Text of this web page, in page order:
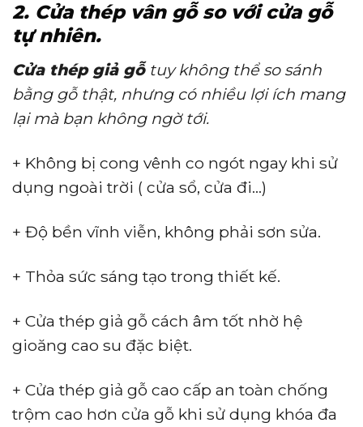
2. Cửa thép vân gỗ so với cửa gỗ
tự nhiên.
Cửa thép giả gỗtuy không thể so sánh
bằng gỗ thật, nhưng có nhiều lợi ích mang
lại mà bạn không ngờ tới.
+ Không bị cong vênh co ngót ngay khi sử
dụng ngoài trời ( cửa sổ, cửa đi…)
+ Độ bền vĩnh viễn, không phải sơn sửa.
+ Thỏa sức sáng tạo trong thiết kế.
+ Cửa thép giả gỗ cách âm tốt nhờ hệ
gioăng cao su đặc biệt.
+ Cửa thép giả gỗ cao cấp an toàn chống
trộm cao hơn cửa gỗ khi sử dụng khóa đa